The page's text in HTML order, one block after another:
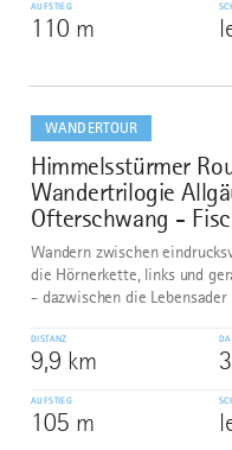
AUFSTIEG
110 m
WANDERTOUR
9
Himmelsstürmer
Wandertrilogie
Ofterschwang -
Wandern zwischen
die Hörnerkette, links und
- dazwischen die Lebensader
DISTANZ
9,9 km
AUFSTIEG
105 m
dazu